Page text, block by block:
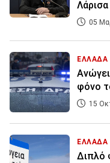
Λάρισα
05
ΕΛΛΑΔΑ
φόνο
15
ΕΛΛΑΔΑ
Διπλό